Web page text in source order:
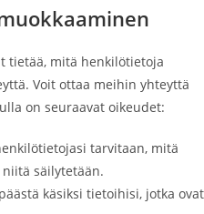
tietää, mitä henkilötietoja
Voit ottaa meihin yhteyttä
on seuraavat oikeudet:
tarvitaan, mitä
säilytetään.
käsiksi tietoihisi, jotka ovat